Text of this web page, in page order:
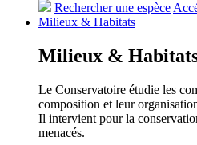
Rechercher une espèce
Milieux & Habitats
Milieux &
Le Conservatoire étudie les
composition et leur
Il intervient pour la
menacés.